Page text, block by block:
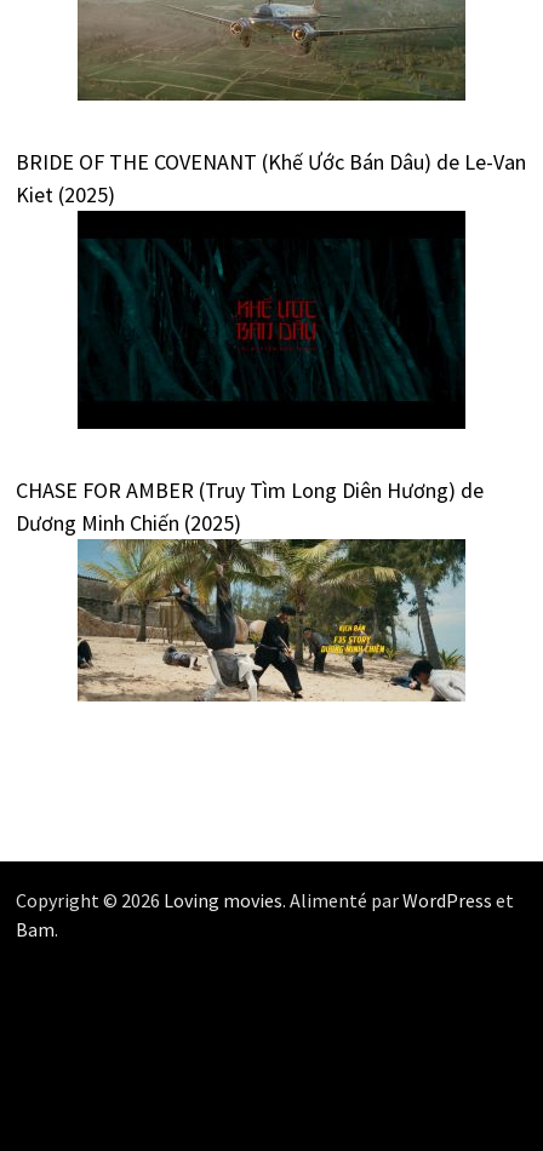
BRIDE OF THE COVENANT (Khế Ước Bán Dâu) de Le-Van
Kiet (2025)
CHASE FOR AMBER (Truy Tìm Long Diên Hương) de
Dương Minh Chiến (2025)
Copyright © 2026 Loving movies. Alimenté parWordPress et
Bam.